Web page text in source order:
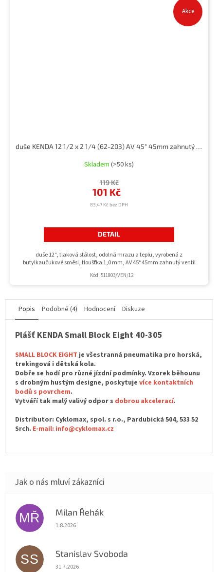
Akce
duše KENDA 12 1/2 x 2 1/4 (62-203) AV 45° 45mm zahnutý ventil
Skladem (>50 ks)
83,47 Kč bez DPH
101 Kč
119 Kč
DETAIL
duše 12", tlaková stálost, odolná mrazu a teplu, vyrobená z
butylkaučukové směsi, tloušťka 1,0 mm, AV 45° 45mm zahnutý ventil
Kód: 511803/VEN/12
Popis Podobné (4) Hodnocení Diskuze
Plášť KENDA Small Block Eight 40-305
SMALL BLOCK EIGHTje všestranná pneumatika pro horská,
trekingová i dětská kola.
Dobře se hodí pro různé jízdní podmínky. Vzorek běhounu
s drobným hustým designe, poskytuje více kontaktních
bodů s povrchem.
Vytváří tak malý valivý odpor s dobrou akcelerací.
Distributor: Cyklomax, spol. s r.o., Pardubická 504, 533 52
Srch. E-mail: info@cyklomax.cz
MŘ Milan Řehák
Hodnocení obchodu je 5 z 5 hvězdiček.
1.8.2026
SS Stanislav Svoboda
Hodnocení obchodu je 5 z 5 hvězdiček.
31.7.2026